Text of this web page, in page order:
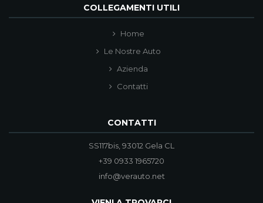
COLLEGAMENTI UTILI
Home
Le Nostre Auto
Azienda
Contatti
CONTATTI
SS117bis, 93012 Gela CL
+39 0933 1965720
info@verauto.net